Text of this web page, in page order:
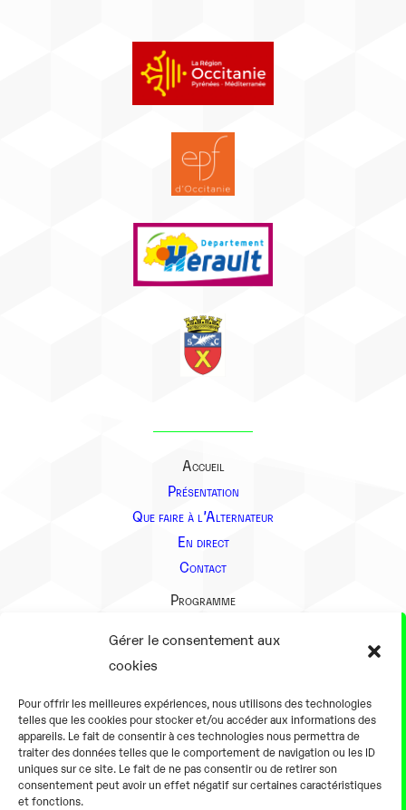
Gérer le consentement aux
cookies
Pour offrir les meilleures expériences, nous utilisons des technologies
telles que les cookies pour stocker et/ou accéder aux informations des
appareils. Le fait de consentir à ces technologies nous permettra de
traiter des données telles que le comportement de navigation ou les ID
uniques sur ce site. Le fait de ne pas consentir ou de retirer son
consentement peut avoir un effet négatif sur certaines caractéristiques
et fonctions.
Accueil
Présentation
Que faire à l’Alternateur
En direct
Contact
Programme
Présentation
En pratique
Tarifs et horaires
Salles
Équipements numériques